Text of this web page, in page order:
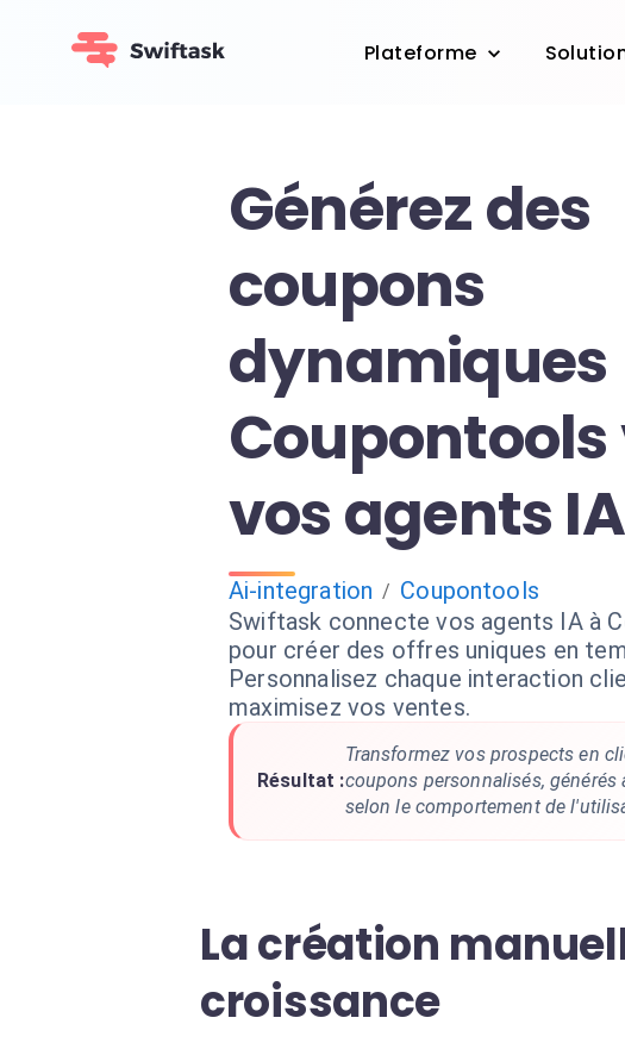
Plateforme
Générez des
coupons
dynamiques
Coupontools
vos agents IA
Ai-integration / Coupontools
Swiftask connecte vos agents IA à
pour créer des offres uniques en
Personnalisez chaque interaction
maximisez vos ventes.
Résultat :
Transformez vos prospects en
coupons personnalisés,
selon le comportement de
La création
croissance